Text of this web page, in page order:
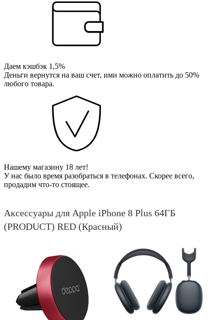
Даем кэшбэк 1,5%
Деньги вернутся на ваш счет, ими можно оплатить до 50%
любого товара.
Нашему магазину 18 лет!
У нас было время разобраться в телефонах. Скорее всего,
продадим что-то стоящее.
Аксессуары для Apple iPhone 8 Plus 64ГБ
(PRODUCT) RED (Красный)